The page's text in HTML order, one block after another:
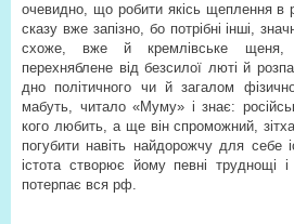
очевидно, що робити якісь щеплення в
сказу вже запізно, бо потрібні інші,
схоже, вже й кремлівське щеня,
перехняблене від безсилої люті й
дно політичного чи й загалом
мабуть, читало «Муму» і знає:
кого любить, а ще він спроможний,
погубити навіть найдорожчу для себе
істота створює йому певні труднощі
потерпає вся рф.